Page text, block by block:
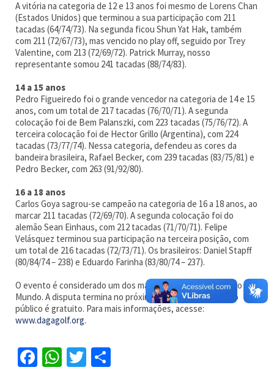
A vitória na categoria de 12 e 13 anos foi mesmo de Lorens Chan
(Estados Unidos) que terminou a sua participação com 211
tacadas (64/74/73). Na segunda ficou Shun Yat Hak, também
com 211 (72/67/73), mas vencido no play off, seguido por Trey
Valentine, com 213 (72/69/72). Patrick Murray, nosso
representante somou 241 tacadas (88/74/83).
14 a 15 anos
Pedro Figueiredo foi o grande vencedor na categoria de 14 e 15
anos, com um total de 217 tacadas (76/70/71). A segunda
colocação foi de Bem Palanszki, com 223 tacadas (75/76/72). A
terceira colocação foi de Hector Grillo (Argentina), com 224
tacadas (73/77/74). Nessa categoria, defendeu as cores da
bandeira brasileira, Rafael Becker, com 239 tacadas (83/75/81) e
Pedro Becker, com 263 (91/92/80).
16 a 18 anos
Carlos Goya sagrou-se campeão na categoria de 16 a 18 anos, ao
marcar 211 tacadas (72/69/70). A segunda colocação foi do
alemão Sean Einhaus, com 212 tacadas (71/70/71). Felipe
Velásquez terminou sua participação na terceira posição, com
um total de 216 tacadas (72/73/71). Os brasileiros: Daniel Stapff
(80/84/74 – 238) e Eduardo Farinha (83/80/74 – 237).
O evento é considerado um dos maiores torneios juvenis do
Mundo. A disputa termina no próximo sábado e o acesso ao
público é gratuito. Para mais informações, acesse:
www.dagagolf.org.
Facebook
WhatsApp
Twitter